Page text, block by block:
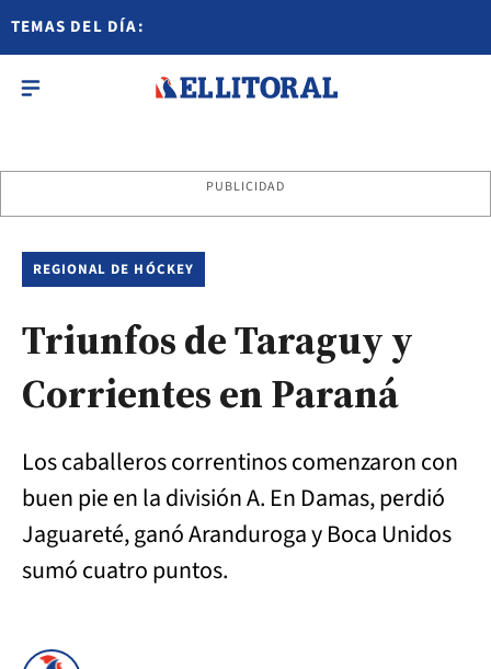
TEMAS DEL DÍA:
PUBLICIDAD
REGIONAL DE HÓCKEY
Triunfos de Taraguy y
Corrientes en Paraná
Los caballeros correntinos comenzaron con
buen pie en la división A. En Damas, perdió
Jaguareté, ganó Aranduroga y Boca Unidos
sumó cuatro puntos.